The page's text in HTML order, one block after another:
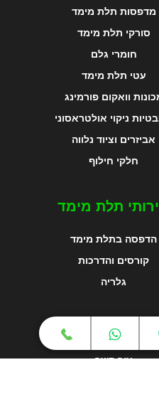
מדפסות תלת מימד
סורקי תלת מימד
חומרי גלם
עטי תלת מימד
וואקום פורמינג
ניקוי אולטראסוני
אביזרים וציוד נלווה
חלקי חילוף
תלת מימד
הדפסה בתלת מימד
קורסים והדרכות
גלריה
מפת האתר
צור קשר